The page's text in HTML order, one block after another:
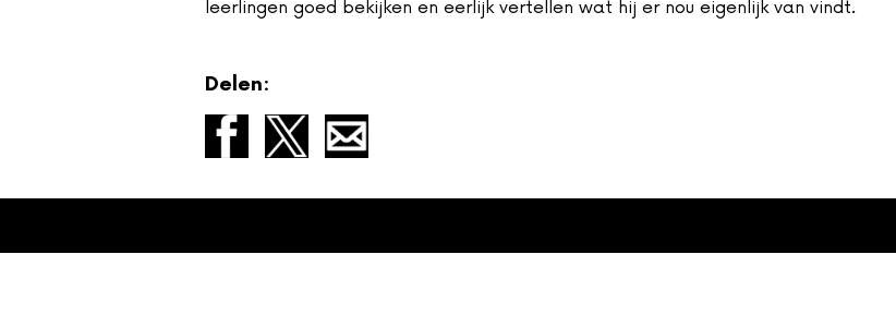
klantenservice.
leerlingen goed bekijken en eerlijk vertellen wat hij er nou eigenlijk van vindt.
Delen: